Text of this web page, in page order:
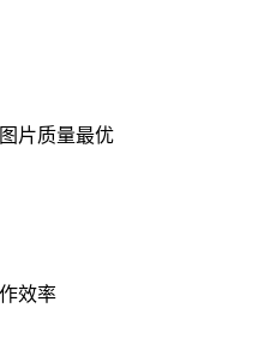
片质量最优
效率